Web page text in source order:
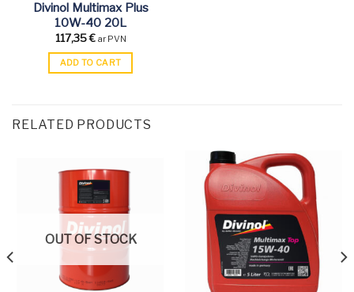
Divinol Multimax Plus
10W-40 20L
117,35€ ar PVN
ADD TO CART
RELATED PRODUCTS
OUT OF STOCK